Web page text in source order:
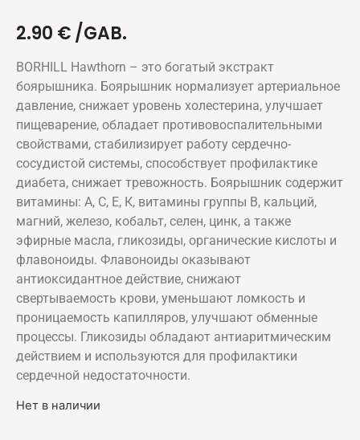
2.90 €/GAB.
BORHILL Hawthorn – это богатый экстракт
боярышника. Боярышник нормализует артериальное
давление, снижает уровень холестерина, улучшает
пищеварение, обладает противовоспалительными
свойствами, стабилизирует работу сердечно-
сосудистой системы, способствует профилактике
диабета, снижает тревожность. Боярышник содержит
витамины: А, С, Е, К, витамины группы В, кальций,
магний, железо, кобальт, селен, цинк, а также
эфирные масла, гликозиды, органические кислоты и
флавоноиды. Флавоноиды оказывают
антиоксидантное действие, снижают
свертываемость крови, уменьшают ломкость и
проницаемость капилляров, улучшают обменные
процессы. Гликозиды обладают антиаритмическим
действием и используются для профилактики
сердечной недостаточности.
Нет в наличии